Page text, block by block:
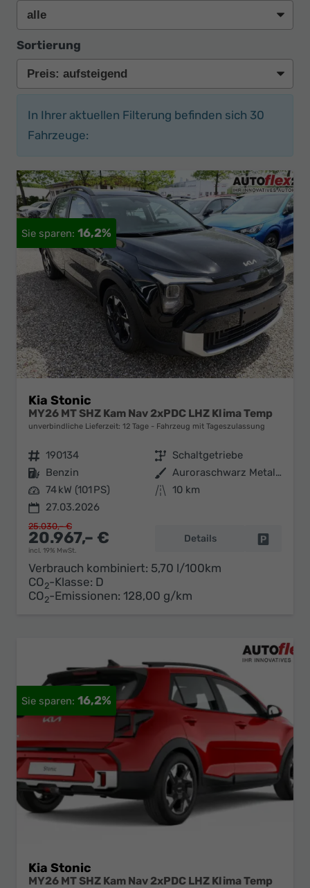
Sortierung
In Ihrer aktuellen Filterung befinden sich 30
Fahrzeuge:
16,2%
Kia Stonic
MY26 MT SHZ Kam Nav 2xPDC LHZ Klima Temp
unverbindliche Lieferzeit: 12 Tage Fahrzeug mit Tageszulassung
Fahrzeugnr. 190134 Getriebe Schaltgetriebe
Kraftstoff Benzin Außenfarbe
Auroraschwarz Metallic
Leistung 74 kW (101 PS) Kilometerstand 10 km
27.03.2026
20.967,– €
incl. 19% MwSt.
25.030,– €
Details
Verbrauch kombiniert: 5,70 l/100km
CO2-Klasse: D
CO2-Emissionen: 128,00 g/km
16,2%
Kia Stonic
MY26 MT SHZ Kam Nav 2xPDC LHZ Klima Temp